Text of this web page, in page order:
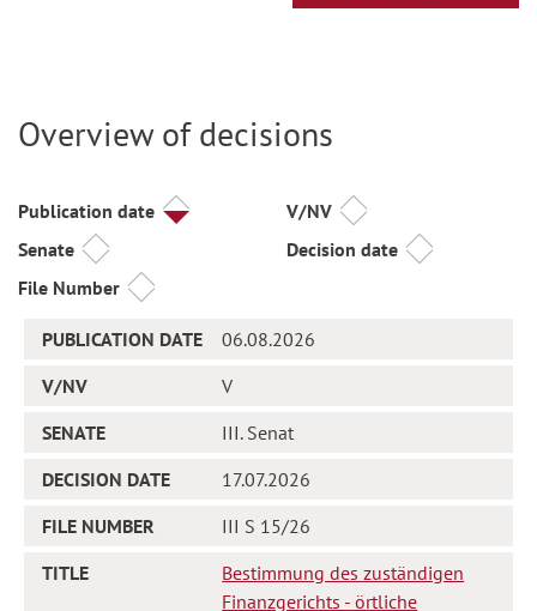
Overview of decisions
Publication date
V/NV
Senate
Decision date
File Number
Title
06.08.2026
V
III. Senat
17.07.2026
III S 15/26
Bestimmung des zuständigen
Finanzgerichts - örtliche